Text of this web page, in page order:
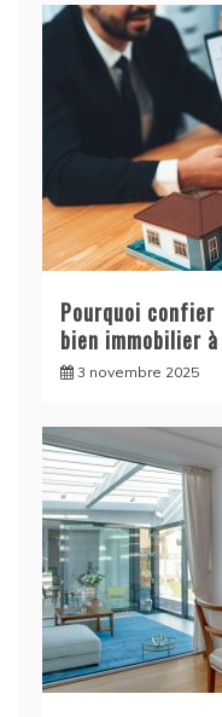
Pourquoi
bien immobilier
3 novembre 2025